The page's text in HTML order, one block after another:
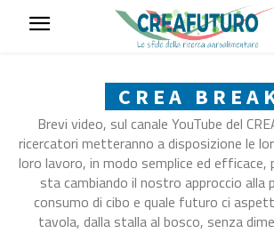
CREA
Brevi video, sul canale YouTube del
ricercatori metteranno a disposizione le
loro lavoro, in modo semplice ed efficace,
sta cambiando il nostro approccio alla
consumo di cibo e quale futuro ci
tavola, dalla stalla al bosco, senza